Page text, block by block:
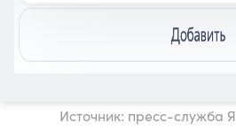
Источник: пресс-служба